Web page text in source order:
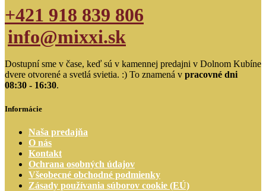
+421 918 839 806
info@mixxi.sk
Dostupní sme v čase, keď sú v kamennej predajni v Dolnom Kubíne
dvere otvorené a svetlá svietia. :) To znamená v pracovné dni
08:30 - 16:30.
Informácie
Naša predajňa
O nás
Kontakt
Ochrana osobných údajov
Všeobecné obchodné podmienky
Zásady používania súborov cookie (EÚ)